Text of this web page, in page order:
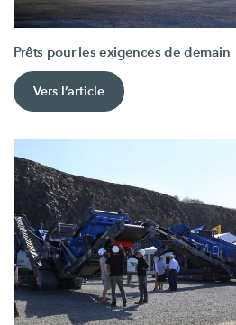
Prêts pour les exigences de demain
Vers l’article